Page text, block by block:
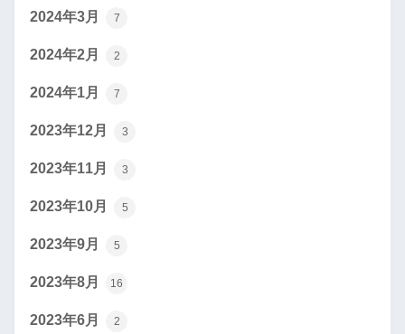
2024年3月 7
2024年2月 2
2024年1月 7
2023年12月 3
2023年11月 3
2023年10月 5
2023年9月 5
2023年8月 16
2023年6月 2